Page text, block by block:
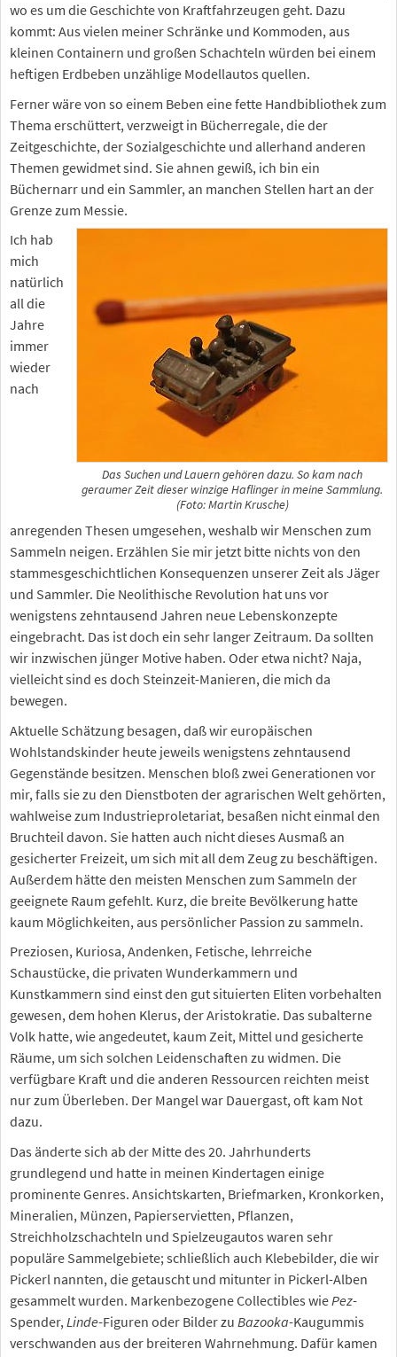
wo es um die Geschichte von Kraftfahrzeugen geht. Dazu
kommt: Aus vielen meiner Schränke und Kommoden, aus
kleinen Containern und großen Schachteln würden bei einem
heftigen Erdbeben unzählige Modellautos quellen.
Ferner wäre von so einem Beben eine fette Handbibliothek zum
Thema erschüttert, verzweigt in Bücherregale, die der
Zeitgeschichte, der Sozialgeschichte und allerhand anderen
Themen gewidmet sind. Sie ahnen gewiß, ich bin ein
Büchernarr und ein Sammler, an manchen Stellen hart an der
Grenze zum Messie.
Das Suchen und Lauern gehören dazu. So kam nach
geraumer Zeit dieser winzige Haflinger in meine Sammlung.
(Foto: Martin Krusche)
Ich hab
mich
natürlich
all die
Jahre
immer
wieder
nach
anregenden Thesen umgesehen, weshalb wir Menschen zum
Sammeln neigen. Erzählen Sie mir jetzt bitte nichts von den
stammesgeschichtlichen Konsequenzen unserer Zeit als Jäger
und Sammler. Die Neolithische Revolution hat uns vor
wenigstens zehntausend Jahren neue Lebenskonzepte
eingebracht. Das ist doch ein sehr langer Zeitraum. Da sollten
wir inzwischen jünger Motive haben. Oder etwa nicht? Naja,
vielleicht sind es doch Steinzeit-Manieren, die mich da
bewegen.
Aktuelle Schätzung besagen, daß wir europäischen
Wohlstandskinder heute jeweils wenigstens zehntausend
Gegenstände besitzen. Menschen bloß zwei Generationen vor
mir, falls sie zu den Dienstboten der agrarischen Welt gehörten,
wahlweise zum Industrieproletariat, besaßen nicht einmal den
Bruchteil davon. Sie hatten auch nicht dieses Ausmaß an
gesicherter Freizeit, um sich mit all dem Zeug zu beschäftigen.
Außerdem hätte den meisten Menschen zum Sammeln der
geeignete Raum gefehlt. Kurz, die breite Bevölkerung hatte
kaum Möglichkeiten, aus persönlicher Passion zu sammeln.
Preziosen, Kuriosa, Andenken, Fetische, lehrreiche
Schaustücke, die privaten Wunderkammern und
Kunstkammern sind einst den gut situierten Eliten vorbehalten
gewesen, dem hohen Klerus, der Aristokratie. Das subalterne
Volk hatte, wie angedeutet, kaum Zeit, Mittel und gesicherte
Räume, um sich solchen Leidenschaften zu widmen. Die
verfügbare Kraft und die anderen Ressourcen reichten meist
nur zum Überleben. Der Mangel war Dauergast, oft kam Not
dazu.
Das änderte sich ab der Mitte des 20. Jahrhunderts
grundlegend und hatte in meinen Kindertagen einige
prominente Genres. Ansichtskarten, Briefmarken, Kronkorken,
Mineralien, Münzen, Papierservietten, Pflanzen,
Streichholzschachteln und Spielzeugautos waren sehr
populäre Sammelgebiete; schließlich auch Klebebilder, die wir
Pickerl nannten, die getauscht und mitunter in Pickerl-Alben
gesammelt wurden. Markenbezogene Collectibles wiePez-
Spender,Linde-Figuren oder Bilder zu Bazooka-Kaugummis
verschwanden aus der breiteren Wahrnehmung. Dafür kamen